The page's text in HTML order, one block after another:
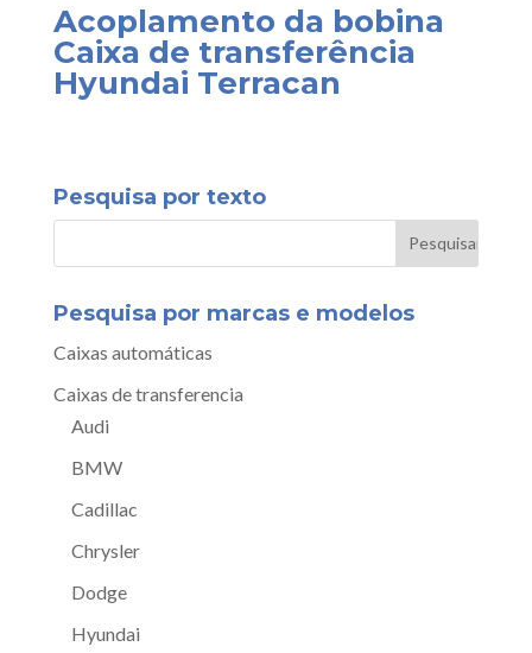
Acoplamento da bobina
Caixa de transferência
Hyundai Terracan
Pesquisa por texto
Pesquisa por marcas e modelos
Caixas automáticas
Caixas de transferencia
Audi
BMW
Cadillac
Chrysler
Dodge
Hyundai